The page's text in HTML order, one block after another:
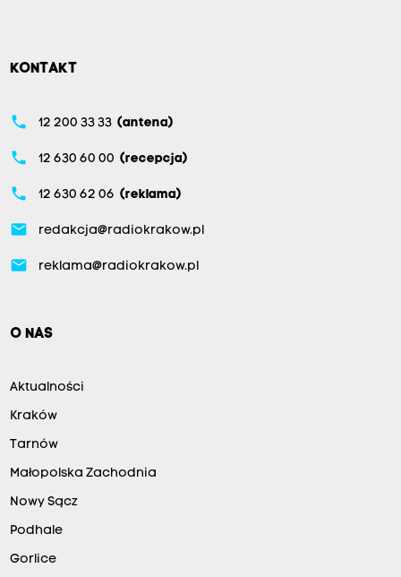
KONTAKT
phone 12 200 33 33 (antena)
phone 12 630 60 00 (recepcja)
phone 12 630 62 06 (reklama)
email redakcja@radiokrakow.pl
email reklama@radiokrakow.pl
O NAS
Aktualności
Kraków
Tarnów
Małopolska Zachodnia
Nowy Sącz
Podhale
Gorlice